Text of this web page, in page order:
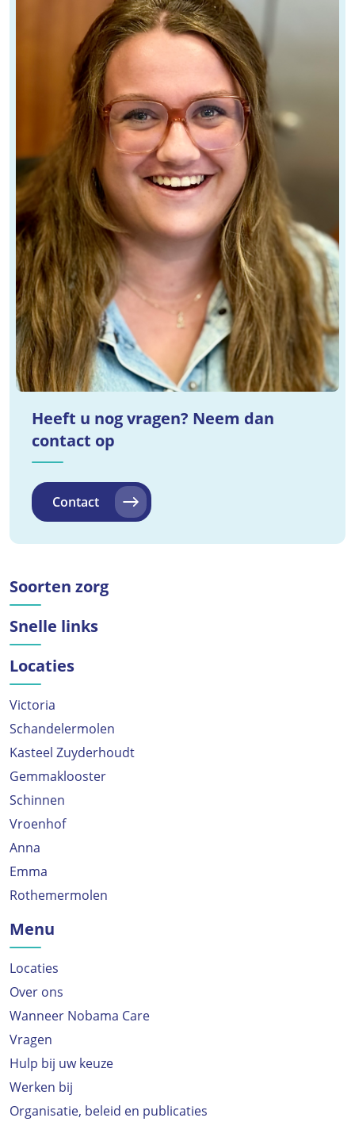
Heeft u nog vragen? Neem dan
contact op
Contact
Soorten zorg
Snelle links
Locaties
Victoria
Schandelermolen
Kasteel Zuyderhoudt
Gemmaklooster
Schinnen
Vroenhof
Anna
Emma
Rothemermolen
Menu
Locaties
Over ons
Wanneer Nobama Care
Vragen
Hulp bij uw keuze
Werken bij
Organisatie, beleid en publicaties